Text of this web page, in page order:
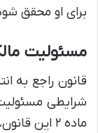
برای او محقق
مسئولیت
قانون راجع به
شرایطی
ماده ۲ این